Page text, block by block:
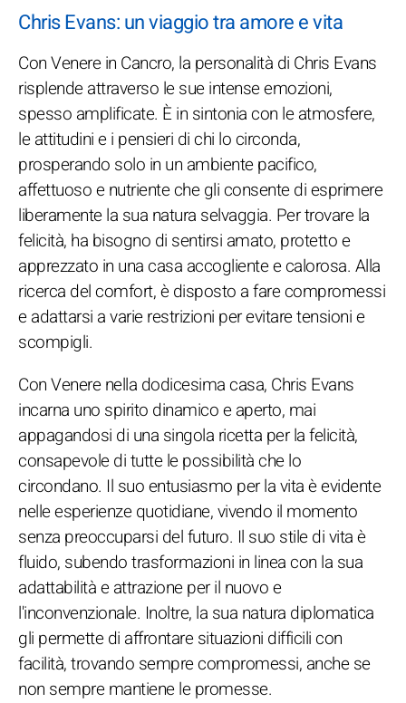
Chris Evans: un viaggio tra amore e vita
Con Venere in Cancro, la personalità di Chris Evans
risplende attraverso le sue intense emozioni,
spesso amplificate. È in sintonia con le atmosfere,
le attitudini e i pensieri di chi lo circonda,
prosperando solo in un ambiente pacifico,
affettuoso e nutriente che gli consente di esprimere
liberamente la sua natura selvaggia. Per trovare la
felicità, ha bisogno di sentirsi amato, protetto e
apprezzato in una casa accogliente e calorosa. Alla
ricerca del comfort, è disposto a fare compromessi
e adattarsi a varie restrizioni per evitare tensioni e
scompigli.
Con Venere nella dodicesima casa, Chris Evans
incarna uno spirito dinamico e aperto, mai
appagandosi di una singola ricetta per la felicità,
consapevole di tutte le possibilità che lo
circondano. Il suo entusiasmo per la vita è evidente
nelle esperienze quotidiane, vivendo il momento
senza preoccuparsi del futuro. Il suo stile di vita è
fluido, subendo trasformazioni in linea con la sua
adattabilità e attrazione per il nuovo e
l'inconvenzionale. Inoltre, la sua natura diplomatica
gli permette di affrontare situazioni difficili con
facilità, trovando sempre compromessi, anche se
non sempre mantiene le promesse.